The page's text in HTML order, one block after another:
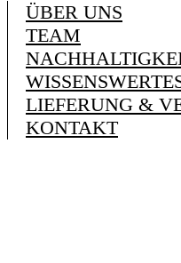
ÜBER UNS
TEAM
LIEFERUNG &
KONTAKT